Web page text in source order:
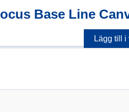
Base Line
Lägg till i